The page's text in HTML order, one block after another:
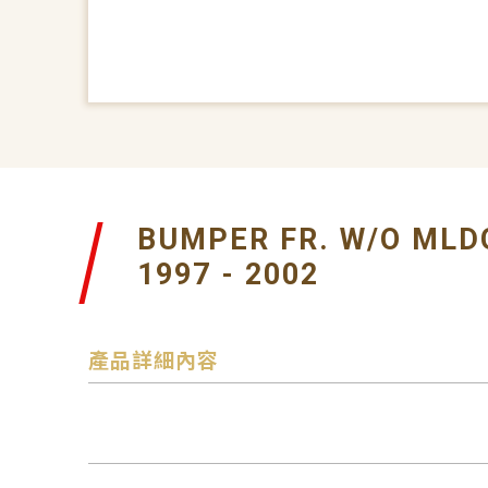
BUMPER FR. W/O
1997 - 2002
產品詳細內容